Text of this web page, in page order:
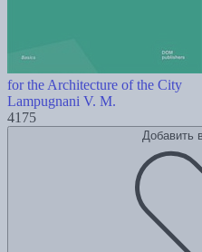
for the Architecture of the City
Lampugnani V. M.
4175
Добавить